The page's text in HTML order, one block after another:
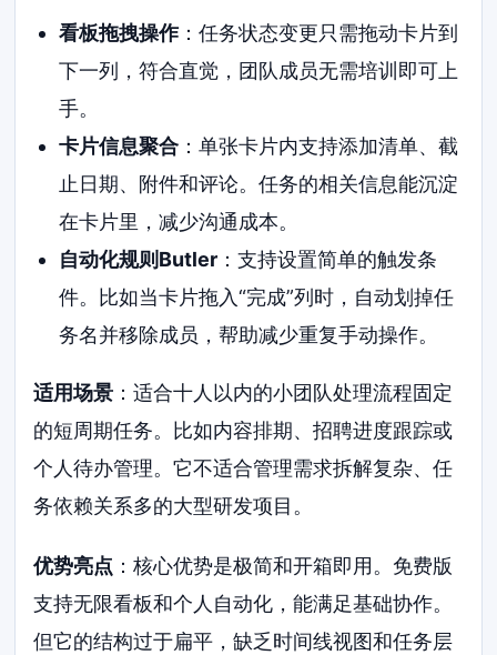
看板拖拽操作：任务状态变更只需拖动卡片到
下一列，符合直觉，团队成员无需培训即可上
手。
卡片信息聚合：单张卡片内支持添加清单、截
止日期、附件和评论。任务的相关信息能沉淀
在卡片里，减少沟通成本。
自动化规则Butler：支持设置简单的触发条
件。比如当卡片拖入“完成”列时，自动划掉任
务名并移除成员，帮助减少重复手动操作。
适用场景 ：适合十人以内的小团队处理流程固定
的短周期任务。比如内容排期、招聘进度跟踪或
个人待办管理。它不适合管理需求拆解复杂、任
务依赖关系多的大型研发项目。
优势亮点 ：核心优势是极简和开箱即用。免费版
支持无限看板和个人自动化，能满足基础协作。
但它的结构过于扁平，缺乏时间线视图和任务层